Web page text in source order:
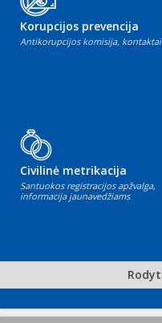
Korupcijos prevencija
Antikorupcijos komisija, kontaktai
Civilinė metrikacija
Santuokos registracijos apžvalga,
informacija jaunavedžiams